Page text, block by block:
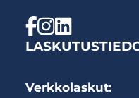
Verkkolaskut: